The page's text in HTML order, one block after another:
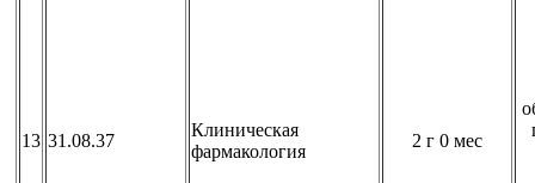
13 31.08.37
Клиническая
фармакология
2 г 0 мес